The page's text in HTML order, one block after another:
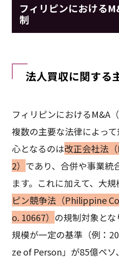
フィリピンにおける
制
法人買収に関する
フィリピンにおけるM&A
複数の主要な法律によっ
心となるのは改正会社法
2） であり、合併や事業統
ます。これに加えて、大
ピン競争法（Philippine
o. 10667） の規制対象と
規模が一定の基準（例：
ze of Person」が85億ペ